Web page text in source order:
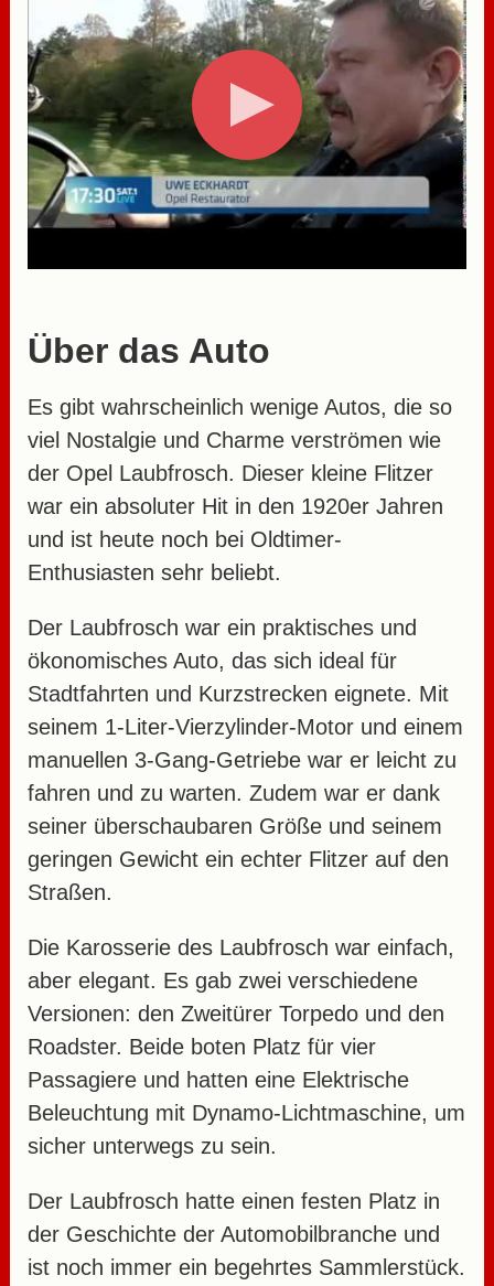
Über das Auto
Es gibt wahrscheinlich wenige Autos, die so
viel Nostalgie und Charme verströmen wie
der Opel Laubfrosch. Dieser kleine Flitzer
war ein absoluter Hit in den 1920er Jahren
und ist heute noch bei Oldtimer-
Enthusiasten sehr beliebt.
Der Laubfrosch war ein praktisches und
ökonomisches Auto, das sich ideal für
Stadtfahrten und Kurzstrecken eignete. Mit
seinem 1-Liter-Vierzylinder-Motor und einem
manuellen 3-Gang-Getriebe war er leicht zu
fahren und zu warten. Zudem war er dank
seiner überschaubaren Größe und seinem
geringen Gewicht ein echter Flitzer auf den
Straßen.
Die Karosserie des Laubfrosch war einfach,
aber elegant. Es gab zwei verschiedene
Versionen: den Zweitürer Torpedo und den
Roadster. Beide boten Platz für vier
Passagiere und hatten eine Elektrische
Beleuchtung mit Dynamo-Lichtmaschine, um
sicher unterwegs zu sein.
Der Laubfrosch hatte einen festen Platz in
der Geschichte der Automobilbranche und
ist noch immer ein begehrtes Sammlerstück.